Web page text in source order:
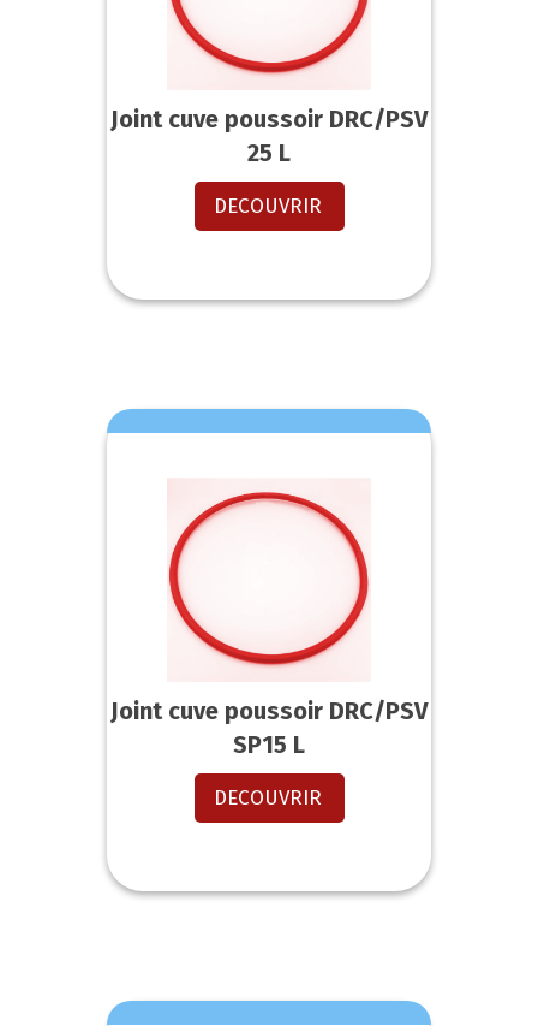
Joint cuve poussoir DRC/PSV
25 L
DECOUVRIR
Joint cuve poussoir DRC/PSV
SP15 L
DECOUVRIR